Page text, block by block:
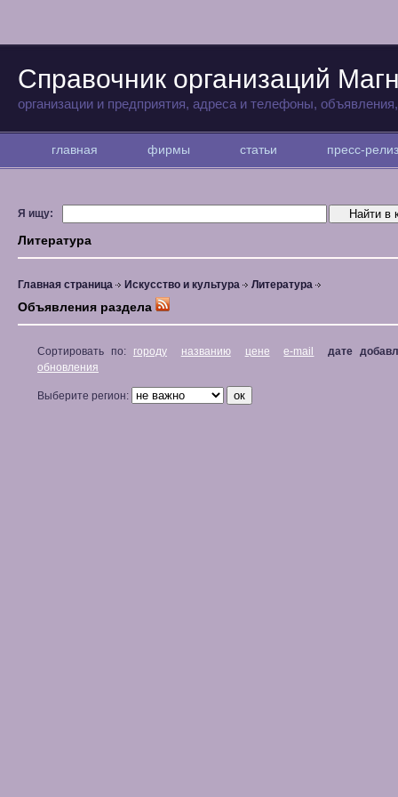
Справочник организаций
организации и предприятия, адреса и телефоны,
главная фирмы статьи пресс-
Я ищу:
Литература
Главная страница Искусство и культура Литература
Объявления раздела
Сортировать по: городу названию цене e-mail
дате
обновления
Выберите регион: